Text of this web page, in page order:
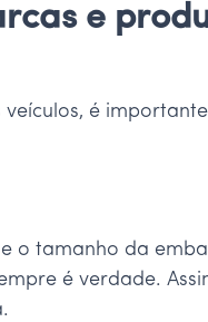
e
é
o tamanho da
é verdade.